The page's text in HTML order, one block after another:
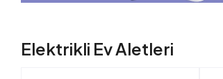
Elektrikli Ev Aletleri